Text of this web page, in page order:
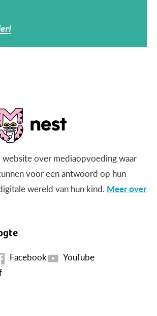
over mediaopvoeding waar
voor een antwoord op hun
wereld van hun kind. Meer over
Facebook
YouTube